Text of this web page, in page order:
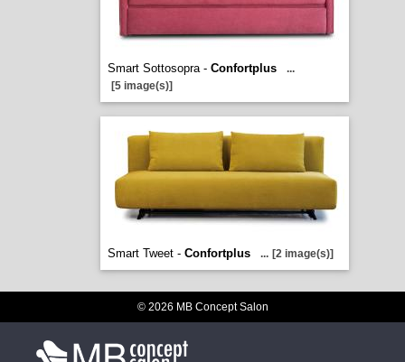
Smart Sottosopra - Confortplus
...
[5 image(s)]
Smart Tweet - Confortplus ... [2 image(s)]
© 2026 MB Concept Salon